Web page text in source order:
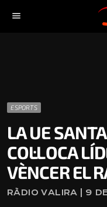
menu
ESPORTS
LA UE
COL·LOCA
VÈNCER EL
RÀDIO VALIRA | 9